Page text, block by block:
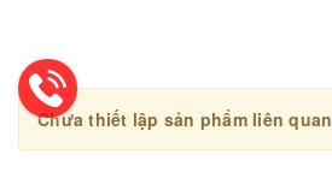
Chưa thiết lập sản phẩm liên quan